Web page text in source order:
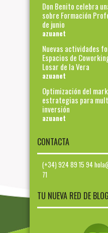
Don Benito celebra
sobre Formación
de junio
azuanet
Nuevas actividades
Espacios de
Losar de la Vera
azuanet
Optimización del
estrategias para
inversión
azuanet
CONTACTA
(+34) 924 89 15 94
71
TU NUEVA RED DE